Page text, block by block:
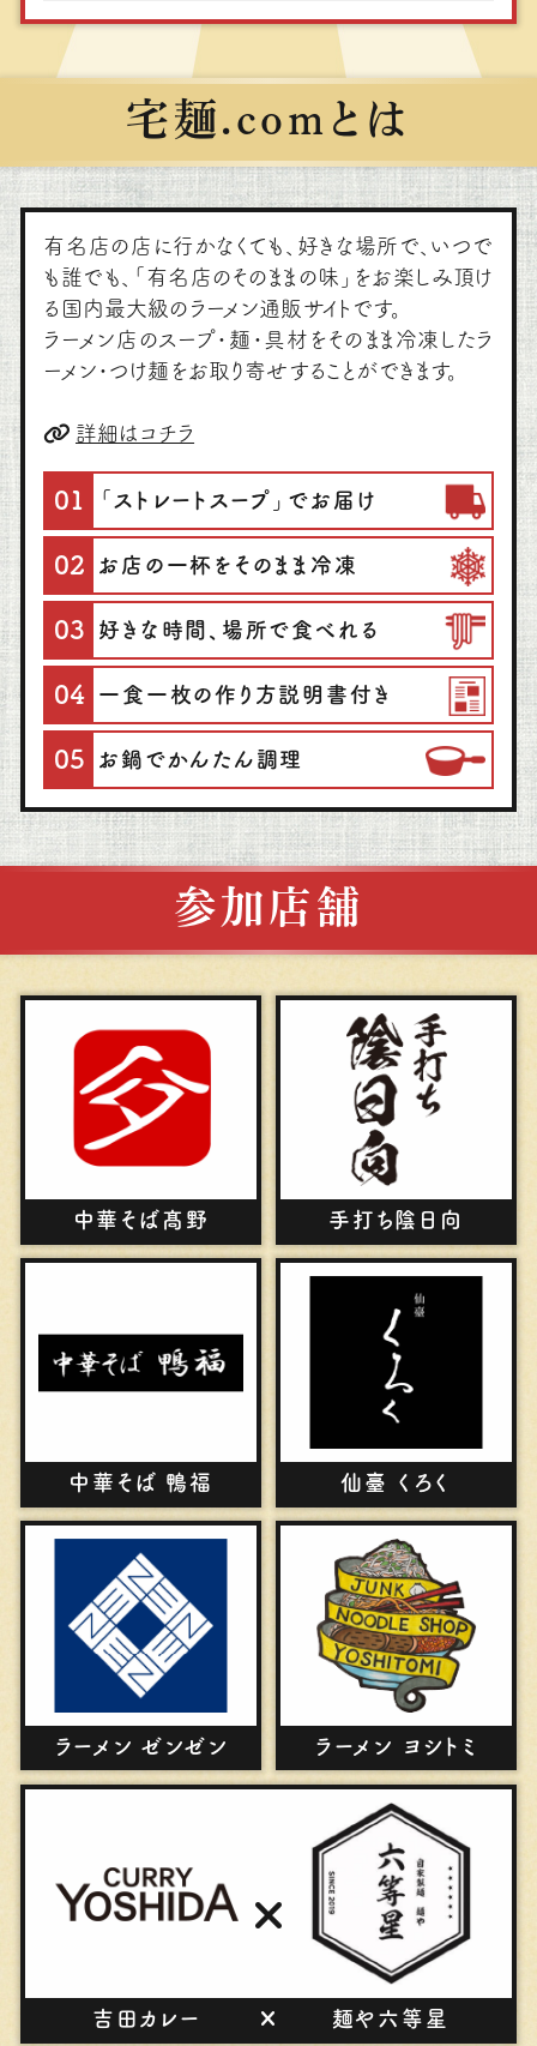
宅麺.comとは
有名店の店に行かなくても、好きな場所で、いつで
も誰でも、「有名店のそのままの味」をお楽しみ頂け
る国内最大級のラーメン通販サイトです。
ラーメン店のスープ・麺・具材をそのまま冷凍したラ
ーメン・つけ麺をお取り寄せすることができます。
詳細はコチラ
01 「ストレートスープ」でお届け
02 お店の一杯をそのまま冷凍
03 好きな時間、場所で食べれる
04 一食一枚の作り方説明書付き
05 お鍋でかんたん調理
参加店舗
中華そば髙野 ⼿打ち陰⽇向
中華そば 鴨福 仙臺 くろく
ラーメン ゼンゼン ラーメン ヨシトミ
吉⽥カレー 麺や六等星